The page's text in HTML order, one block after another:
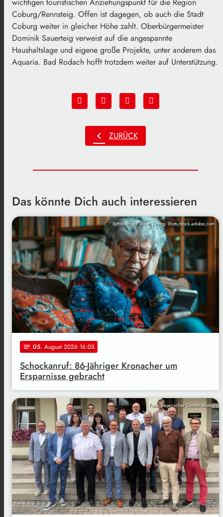
Coburg/Rennsteig. Offen ist dagegen, ob auch die Stadt
Coburg weiter in gleicher Höhe zahlt. Oberbürgermeister
Dominik Sauerteig verweist auf die angespannte
Haushaltslage und eigene große Projekte, unter anderem das
Aquaria. Bad Rodach hofft trotzdem weiter auf Unterstützung.
chevron_left ZURÜCK
Das könnte Dich auch interessieren
Symbolbild/ Silver Lining Shots/stock.adobe.com
notes 05. August 2026 16:05
Schockanruf: 86-Jähriger Kronacher um
Ersparnisse gebracht
Foto: Bayerischer Gemeindetag